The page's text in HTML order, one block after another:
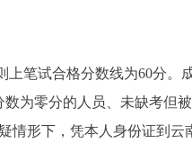
上笔试合格分数线为60分。
为零分的人员、未缺考但
情形下，凭本人身份证到云